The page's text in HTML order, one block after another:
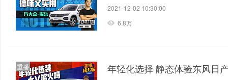
2021-12-02 10:30:00
6.8万
重播 年轻化选择 静态体验东风日